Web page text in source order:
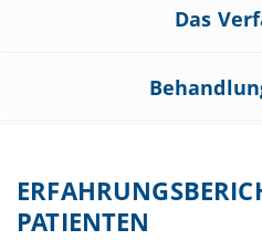
Das
PATIENTEN